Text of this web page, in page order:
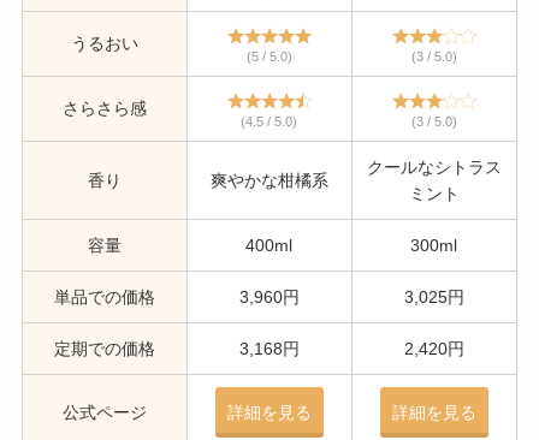
うるおい
(5 / 5.0) (3 / 5.0)
さらさら感
(4.5 / 5.0) (3 / 5.0)
香り 爽やかな柑橘系
クールなシトラス
ミント
容量 400ml 300ml
単品での価格 3,960円 3,025円
定期での価格 3,168円 2,420円
公式ページ 詳細を見る 詳細を見る